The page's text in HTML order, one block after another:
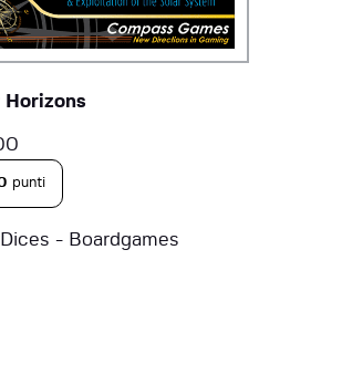
punti
- Boardgames